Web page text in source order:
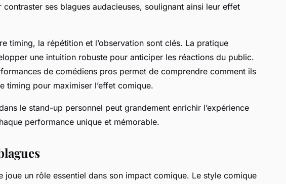
ses blagues audacieuses, soulignant ainsi leur effet
timing, la répétition et l’observation sont clés. La pratique
une intuition robuste pour anticiper les réactions du public.
de comédiens pros permet de comprendre comment ils
timing pour maximiser l’effet comique.
le stand-up personnel peut grandement enrichir l’expérience
performance unique et mémorable.
joue un rôle essentiel dans son impact comique. Le style comique